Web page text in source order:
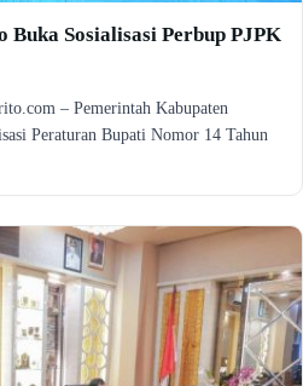
Sosialisasi Perbup PJPK
– Pemerintah Kabupaten
Peraturan Bupati Nomor 14 Tahun